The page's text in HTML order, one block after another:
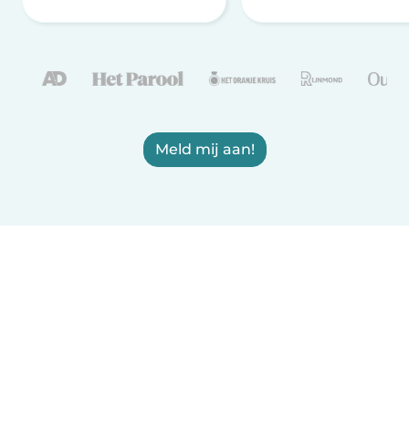
Meld mij aan!